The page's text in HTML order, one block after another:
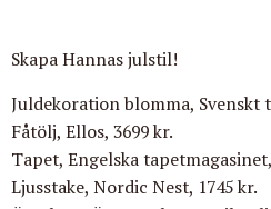
Skapa Hannas julstil!
Juldekoration blomma, Svenskt
Fåtölj, Ellos, 3699 kr.
Tapet, Engelska
Ljusstake, Nordic Nest, 1745 kr.